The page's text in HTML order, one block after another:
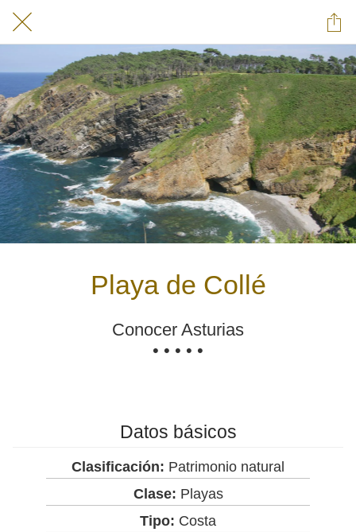
Playa de Collé
Conocer Asturias
• • • • •
Datos básicos
Clasificación: Patrimonio natural
Clase: Playas
Tipo: Costa